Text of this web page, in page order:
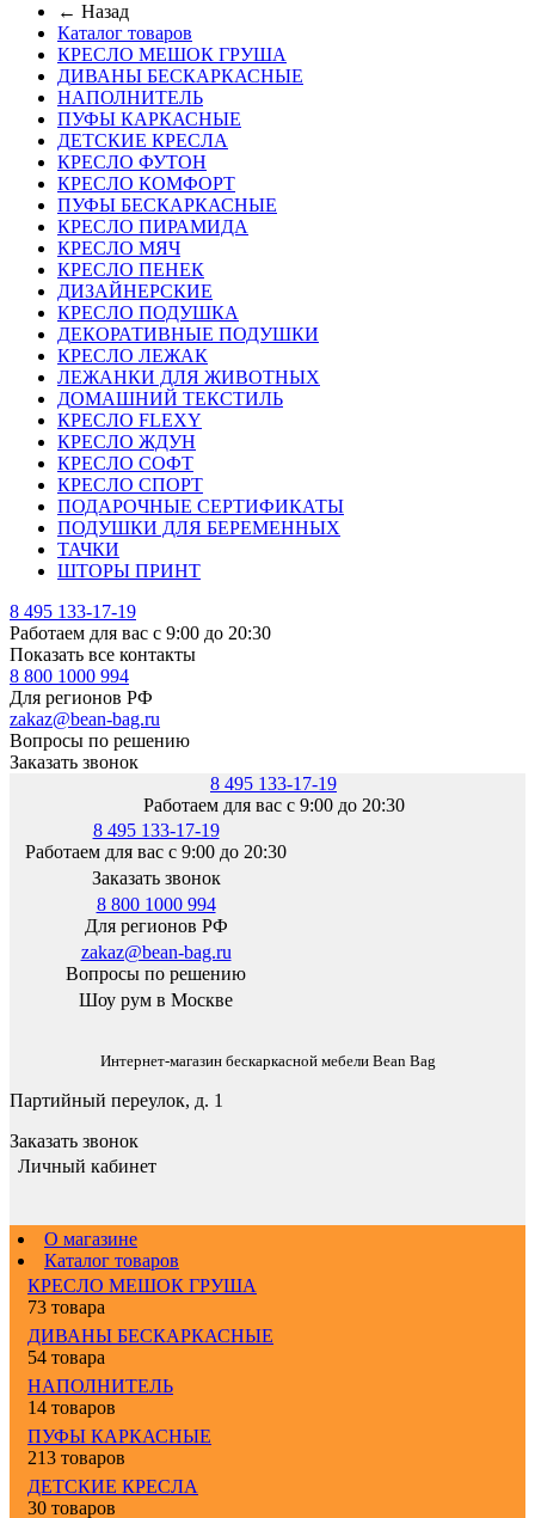
← Назад
Каталог товаров
КРЕСЛО МЕШОК ГРУША
ДИВАНЫ БЕСКАРКАСНЫЕ
НАПОЛНИТЕЛЬ
ПУФЫ КАРКАСНЫЕ
ДЕТСКИЕ КРЕСЛА
КРЕСЛО ФУТОН
КРЕСЛО КОМФОРТ
ПУФЫ БЕСКАРКАСНЫЕ
КРЕСЛО ПИРАМИДА
КРЕСЛО МЯЧ
КРЕСЛО ПЕНЕК
ДИЗАЙНЕРСКИЕ
КРЕСЛО ПОДУШКА
ДЕКОРАТИВНЫЕ ПОДУШКИ
КРЕСЛО ЛЕЖАК
ЛЕЖАНКИ ДЛЯ ЖИВОТНЫХ
ДОМАШНИЙ ТЕКСТИЛЬ
КРЕСЛО FLEXY
КРЕСЛО ЖДУН
КРЕСЛО СОФТ
КРЕСЛО СПОРТ
ПОДАРОЧНЫЕ СЕРТИФИКАТЫ
ПОДУШКИ ДЛЯ БЕРЕМЕННЫХ
ТАЧКИ
ШТОРЫ ПРИНТ
8 495 133-17-19
Работаем для вас с 9:00 до 20:30
Показать все контакты
8 800 1000 994
Для регионов РФ
zakaz@bean-bag.ru
Вопросы по решению
Заказать звонок
8 495 133-17-19
Работаем для вас с 9:00 до 20:30
8 495 133-17-19
Работаем для вас с 9:00 до 20:30
Заказать звонок
8 800 1000 994
Для регионов РФ
zakaz@bean-bag.ru
Вопросы по решению
Шоу рум в Москве
Интернет-магазин бескаркасной мебели Bean Bag
Партийный переулок, д. 1
Заказать звонок
Личный кабинет
О магазине
Каталог товаров
КРЕСЛО МЕШОК ГРУША
73 товара
ДИВАНЫ БЕСКАРКАСНЫЕ
54 товара
НАПОЛНИТЕЛЬ
14 товаров
ПУФЫ КАРКАСНЫЕ
213 товаров
ДЕТСКИЕ КРЕСЛА
30 товаров